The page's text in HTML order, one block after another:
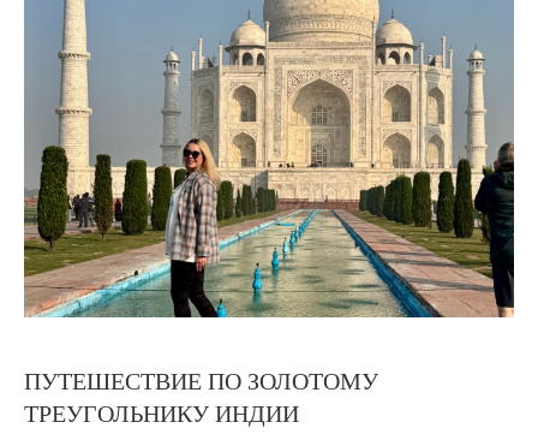
ПУТЕШЕСТВИЕ ПО ЗОЛОТОМУ
ТРЕУГОЛЬНИКУ ИНДИИ